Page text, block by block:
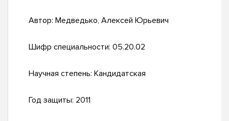
Автор: Медведько, Алексей Юрьевич
Шифр специальности: 05.20.02
Научная степень: Кандидатская
Год защиты: 2011